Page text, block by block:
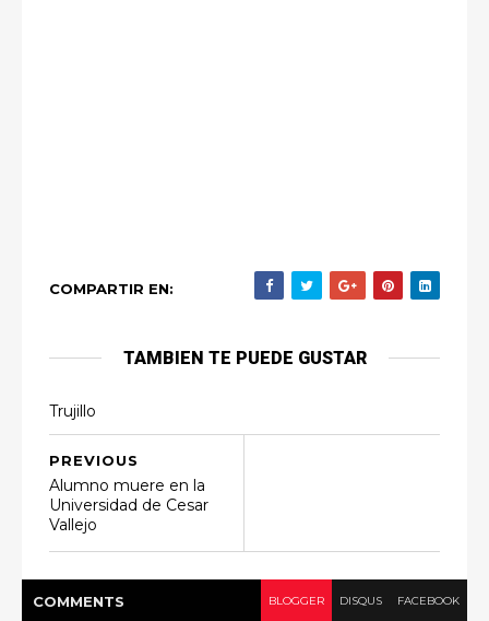
COMPARTIR EN:
TAMBIEN TE PUEDE GUSTAR
Trujillo
PREVIOUS
Alumno muere en la
Universidad de Cesar
Vallejo
COMMENTS BLOGGER DISQUS FACEBOOK